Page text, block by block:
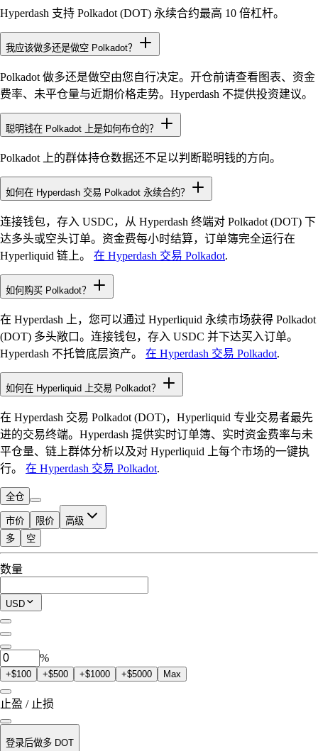
Hyperdash 支持 Polkadot (DOT) 永续合约最高 10 倍杠杆。
我应该做多还是做空 Polkadot？
Polkadot 做多还是做空由您自行决定。开仓前请查看图表、资金
费率、未平仓量与近期价格走势。Hyperdash 不提供投资建议。
聪明钱在 Polkadot 上是如何布仓的？
Polkadot 上的群体持仓数据还不足以判断聪明钱的方向。
如何在 Hyperdash 交易 Polkadot 永续合约？
连接钱包，存入 USDC，从 Hyperdash 终端对 Polkadot (DOT) 下
达多头或空头订单。资金费每小时结算，订单簿完全运行在
Hyperliquid 链上。
在 Hyperdash 交易 Polkadot.
如何购买 Polkadot？
在 Hyperdash 上，您可以通过 Hyperliquid 永续市场获得 Polkadot
(DOT) 多头敞口。连接钱包，存入 USDC 并下达买入订单。
Hyperdash 不托管底层资产。
在 Hyperdash 交易 Polkadot.
如何在 Hyperliquid 上交易 Polkadot？
在 Hyperdash 交易 Polkadot (DOT)，Hyperliquid 专业交易者最先
进的交易终端。Hyperdash 提供实时订单簿、实时资金费率与未
平仓量、链上群体分析以及对 Hyperliquid 上每个市场的一键执
行。
在 Hyperdash 交易 Polkadot.
全仓
市价 限价 高级
可交易额度
$0.00
当前仓位
0 DOT
多 空
数量
USD
%
+$100 +$500 +$1000 +$5000 Max
止盈 / 止损
登录后做多 DOT